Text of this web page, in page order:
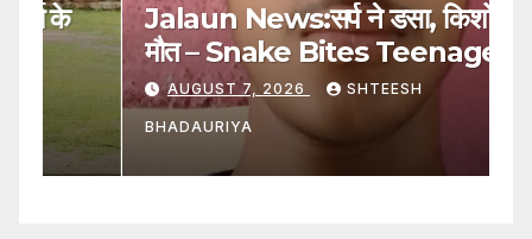
Jalaun News:सर्प ने डसा, किशोर की
मौत – Snake Bites Teenager,
Kills Him
AUGUST 7, 2026 SHTEESH
BHADAURIYA